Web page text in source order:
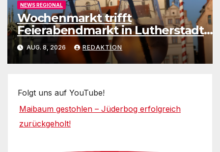
NEWS REGIONAL
Wochenmarkt trifft
Feierabendmarkt in Lutherstadt
Wittenberg
AUG. 8, 2026 REDAKTION
Folgt uns auf YouTube!
Maibaum gestohlen – Jüderbog erfolgreich
zurückgeholt!